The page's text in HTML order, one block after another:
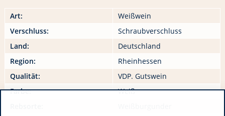
Art:
Weißwein
Verschluss:
Schraubverschluss
Land:
Deutschland
Region:
Rheinhessen
Qualität:
VDP. Gutswein
Farbe:
Weiß